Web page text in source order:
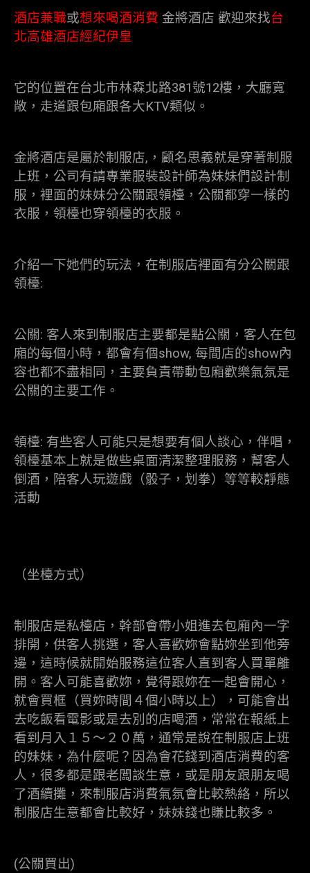
酒店兼職或想來喝酒消費 金將酒店 歡迎來找台
北高雄酒店經紀伊皇
它的位置在台北市林森北路381號12樓，大廳寬
敞，走道跟包廂跟各大KTV類似。
金將酒店是屬於制服店,，顧名思義就是穿著制服
上班，公司有請專業服裝設計師為妹妹們設計制
服，裡面的妹妹分公關跟領檯，公關都穿一樣的
衣服，領檯也穿領檯的衣服。
介紹一下她們的玩法，在制服店裡面有分公關跟
領檯:
公關: 客人來到制服店主要都是點公關，客人在包
廂的每個小時，都會有個show, 每間店的show內
容也都不盡相同，主要負責帶動包廂歡樂氣氛是
公關的主要工作。
領檯: 有些客人可能只是想要有個人談心，伴唱，
領檯基本上就是做些桌面清潔整理服務，幫客人
倒酒，陪客人玩遊戲（骰子，划拳）等等較靜態
活動
（坐檯方式）
制服店是私檯店，幹部會帶小姐進去包廂內一字
排開，供客人挑選，客人喜歡妳會點妳坐到他旁
邊，這時候就開始服務這位客人直到客人買單離
開。客人可能喜歡妳，覺得跟妳在一起會開心，
就會買框（買妳時間４個小時以上），可能會出
去吃飯看電影或是去別的店喝酒，常常在報紙上
看到月入１５～２０萬，通常是說在制服店上班
的妹妹，為什麼呢？因為會花錢到酒店消費的客
人，很多都是跟老闆談生意，或是朋友跟朋友喝
了酒續攤，來制服店消費氣氛會比較熱絡，所以
制服店生意都會比較好，妹妹錢也賺比較多。
(公關買出)